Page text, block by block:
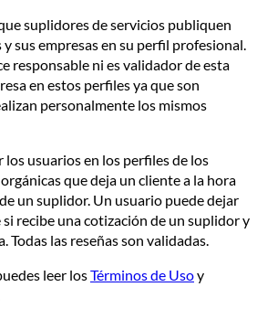
suplidores de servicios publiquen
sus empresas en su perfil profesional.
responsable ni es validador de esta
en estos perfiles ya que son
personalmente los mismos
los usuarios en los perfiles de los
que deja un cliente a la hora
un suplidor. Un usuario puede dejar
recibe una cotización de un suplidor y
Todas las reseñas son validadas.
leer losTérminos de Usoy